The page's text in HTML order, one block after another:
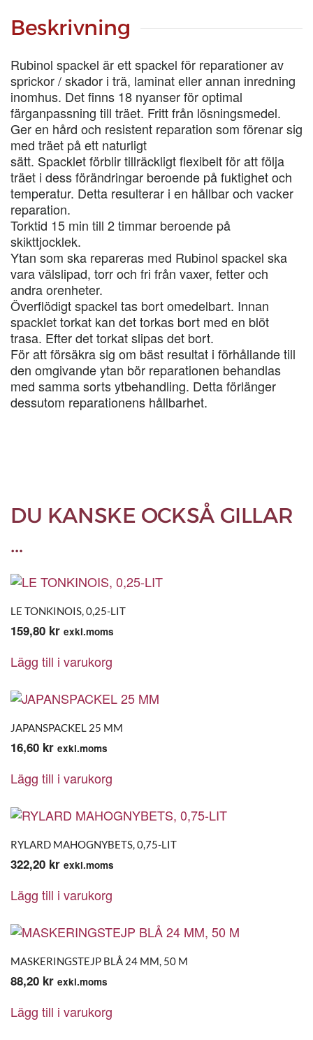
mängd
Beskrivning
Rubinol spackel är ett spackel för reparationer av
sprickor / skador i trä, laminat eller annan inredning
inomhus. Det finns 18 nyanser för optimal
färganpassning till träet. Fritt från lösningsmedel.
Ger en hård och resistent reparation som förenar sig
med träet på ett naturligt
sätt. Spacklet förblir tillräckligt flexibelt för att följa
träet i dess förändringar beroende på fuktighet och
temperatur. Detta resulterar i en hållbar och vacker
reparation.
Torktid 15 min till 2 timmar beroende på
skikttjocklek.
Ytan som ska repareras med Rubinol spackel ska
vara välslipad, torr och fri från vaxer, fetter och
andra orenheter.
Överflödigt spackel tas bort omedelbart. Innan
spacklet torkat kan det torkas bort med en blöt
trasa. Efter det torkat slipas det bort.
För att försäkra sig om bäst resultat i förhållande till
den omgivande ytan bör reparationen behandlas
med samma sorts ytbehandling. Detta förlänger
dessutom reparationens hållbarhet.
DU KANSKE OCKSÅ GILLAR
…
LE TONKINOIS, 0,25-LIT
159,80 kr exkl.moms
Lägg till i varukorg
JAPANSPACKEL 25 MM
16,60 kr exkl.moms
Lägg till i varukorg
RYLARD MAHOGNYBETS, 0,75-LIT
322,20 kr exkl.moms
Lägg till i varukorg
MASKERINGSTEJP BLÅ 24 MM, 50 M
88,20 kr exkl.moms
Lägg till i varukorg